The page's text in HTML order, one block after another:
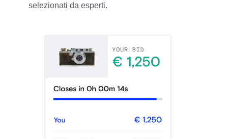
selezionati da esperti.